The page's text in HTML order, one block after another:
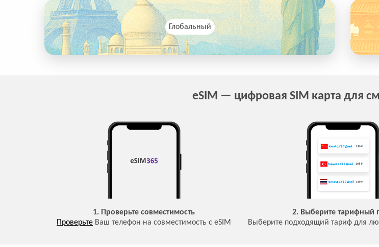
Глобальный
eSIM — цифровая SIM карта для
1. Проверьте совместимость
Проверьте Ваш телефон на совместимость с eSIM
2. Выберите тарифный
Выберите подходящий тариф для